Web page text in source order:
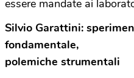
essere mandate ai
Silvio Garattini:
fondamentale,
polemiche strumentali